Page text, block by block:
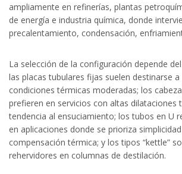
ampliamente en refinerías, plantas
de energía e industria química, donde
precalentamiento, condensación,
La selección de la configuración depende
las placas tubulares fijas suelen destinarse
condiciones térmicas moderadas; los
prefieren en servicios con altas dilataciones
tendencia al ensuciamiento; los tubos en U
en aplicaciones donde se prioriza
compensación térmica; y los tipos “kettle”
rehervidores en columnas de destilación.